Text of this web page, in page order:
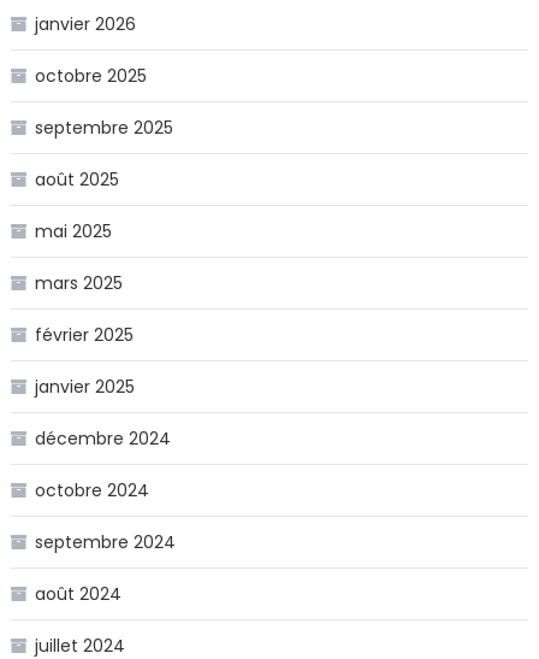
janvier 2026
octobre 2025
septembre 2025
août 2025
mai 2025
mars 2025
février 2025
janvier 2025
décembre 2024
octobre 2024
septembre 2024
août 2024
juillet 2024